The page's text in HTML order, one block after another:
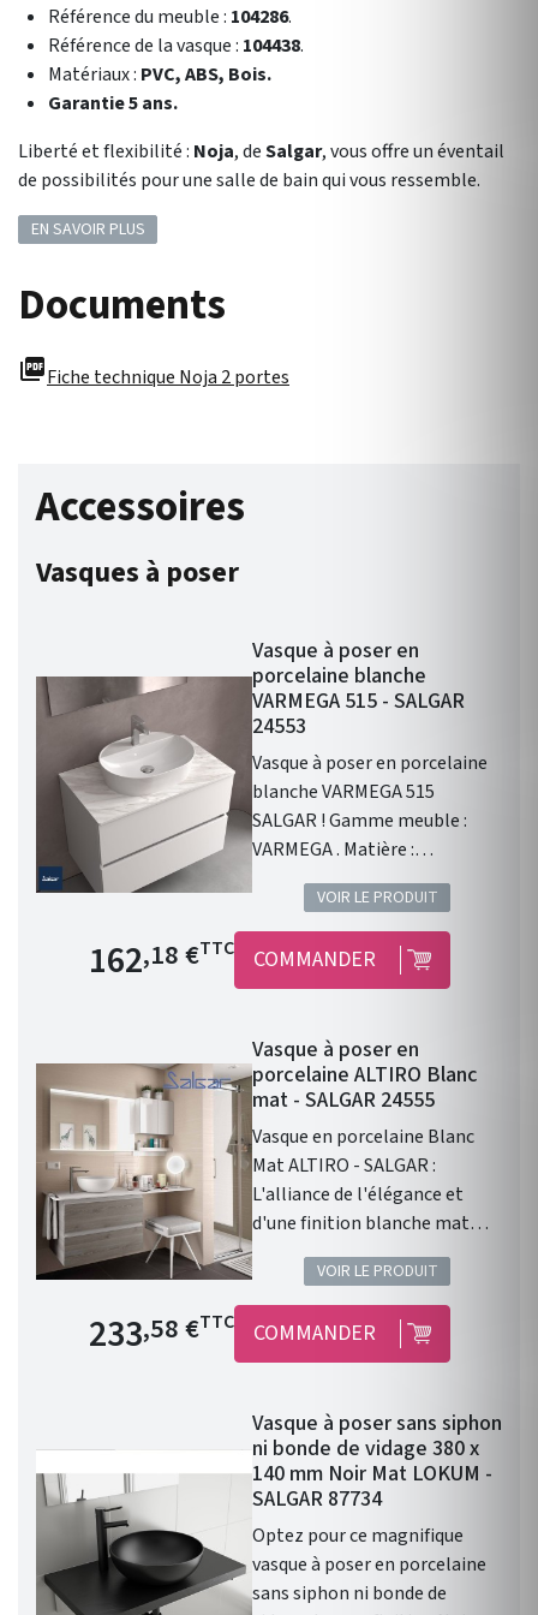
Référence du meuble : 104286.
Référence de la vasque : 104438.
Matériaux : PVC, ABS, Bois.
Garantie 5 ans.
Liberté et flexibilité : Noja, deSalgar, vous offre un éventail
de possibilités pour une salle de bain qui vous ressemble.
EN SAVOIR PLUS
Documents
picture_as_pdfFiche technique Noja 2 portes
Accessoires
Vasques à poser
Vasque à poser en
porcelaine blanche
VARMEGA 515 - SALGAR
24553
Vasque à poser en porcelaine
blanche VARMEGA 515
SALGAR ! Gamme meuble :
VARMEGA . Matière :
porcelaine blanche .
Dimensions : 500 x 385 x 120
mm. Livré sans bonde et sans
siphon. Garantie 2 ans.
VOIR LE PRODUIT
Prix de base
162,18 €TTC COMMANDER
Vasque à poser en
porcelaine ALTIRO Blanc
mat - SALGAR 24555
Vasque en porcelaine Blanc
Mat ALTIRO - SALGAR :
L'alliance de l'élégance et
d'une finition blanche mat
Vasque à poser ALTIRO EN
PORCELAINE BLANCHE MAT D
390 x 140 mm . Une finition en
porcelaine blanche Mat. Sans
trou de perçage pour un
robinet à bec haut ou encastré
dans le mur. Diamètre de 390
mm Profondeur de 140 mm
Coloris : Blanc Mat. Cette
vasque ALTIRO en porcelaine
blanche se caractérise par
sa finition mate et réunit les
VOIR LE PRODUIT
Prix de base
233,58 €TTC COMMANDER
Vasque à poser sans siphon
ni bonde de vidage 380 x
140 mm Noir Mat LOKUM -
SALGAR 87734
Optez pour ce magnifique
vasque à poser en porcelaine
sans siphon ni bonde de